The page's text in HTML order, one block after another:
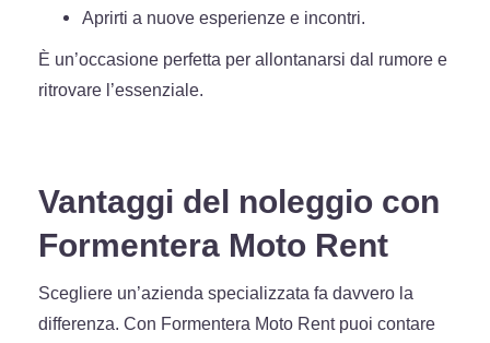
Aprirti a nuove esperienze e incontri.
È un’occasione perfetta per allontanarsi dal rumore e
ritrovare l’essenziale.
Vantaggi del noleggio con
Formentera Moto Rent
Scegliere un’azienda specializzata fa davvero la
differenza. Con Formentera Moto Rent puoi contare